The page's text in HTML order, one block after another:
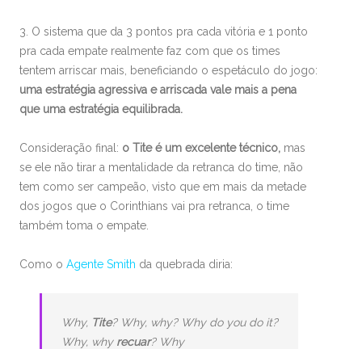
3. O sistema que da 3 pontos pra cada vitória e 1 ponto
pra cada empate realmente faz com que os times
tentem arriscar mais, beneficiando o espetáculo do jogo:
uma estratégia agressiva e arriscada vale mais a pena
que uma estratégia equilibrada.
Consideração final: o Tite é um excelente técnico, mas
se ele não tirar a mentalidade da retranca do time, não
tem como ser campeão, visto que em mais da metade
dos jogos que o Corinthians vai pra retranca, o time
também toma o empate.
Como o Agente Smith da quebrada diria:
Why, Tite? Why, why? Why do you do it?
Why, why recuar? Why